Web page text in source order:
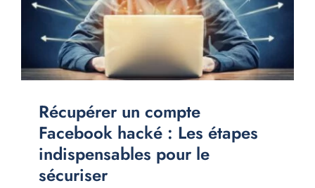
Récupérer un compte
Facebook hacké : Les étapes
indispensables pour le
sécuriser